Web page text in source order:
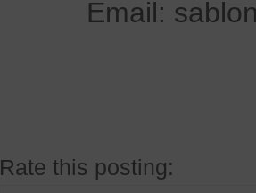
Email:
Rate this posting: